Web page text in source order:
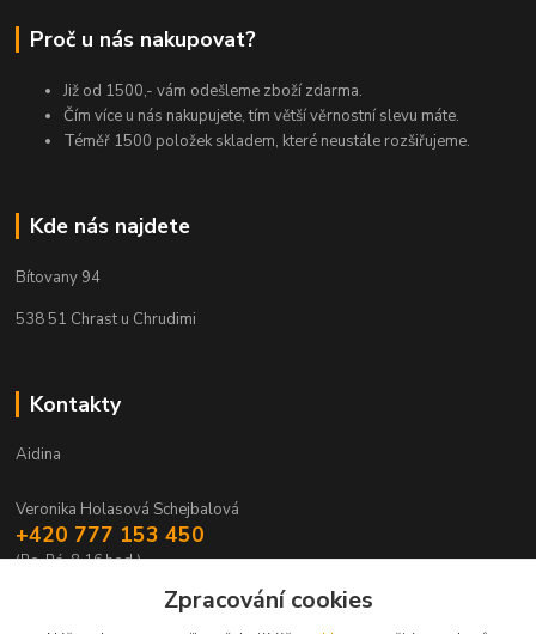
Proč u nás nakupovat?
Již od 1500,- vám odešleme zboží zdarma.
Čím více u nás nakupujete, tím větší věrnostní slevu máte.
Téměř 1500 položek skladem, které neustále rozšiřujeme.
Kde nás najdete
Bítovany 94
538 51 Chrast u Chrudimi
Kontakty
Aidina
Veronika Holasová Schejbalová
+420 777 153 450
(Po-Pá, 8-16 hod.)
eshop@aidina.czZpracování cookies